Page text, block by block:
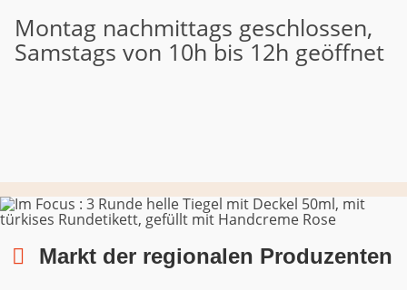
Montag nachmittags geschlossen,
Samstags von 10h bis 12h geöffnet
Markt der regionalen Produzenten